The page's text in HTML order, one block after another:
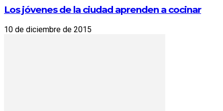
Los jóvenes de la ciudad aprenden a cocinar
10 de diciembre de 2015